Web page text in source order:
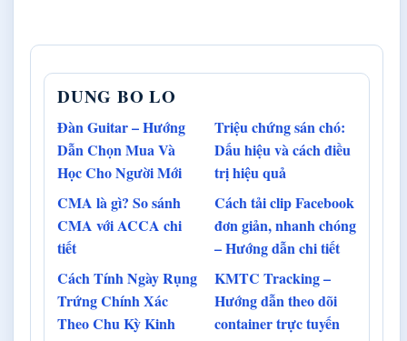
DUNG BO LO
Đàn Guitar – Hướng
Dẫn Chọn Mua Và
Học Cho Người Mới
Triệu chứng sán chó:
Dấu hiệu và cách điều
trị hiệu quả
CMA là gì? So sánh
CMA với ACCA chi
tiết
Cách tải clip Facebook
đơn giản, nhanh chóng
– Hướng dẫn chi tiết
Cách Tính Ngày Rụng
Trứng Chính Xác
Theo Chu Kỳ Kinh
KMTC Tracking –
Hướng dẫn theo dõi
container trực tuyến